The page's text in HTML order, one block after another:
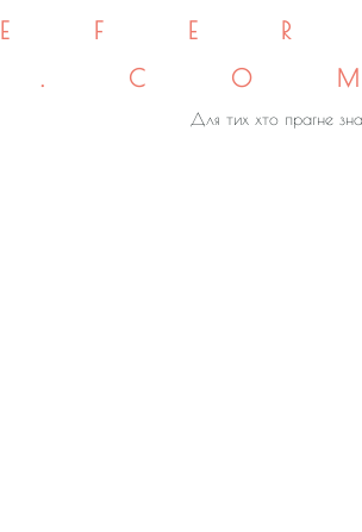
Для тих хто прагне